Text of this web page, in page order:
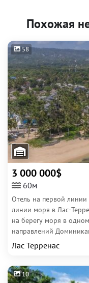
Похожая
58
3 000 000$
60м
Отель на первой
линии моря в Лас-
на берегу моря в
направлений
Лас Терренас
10